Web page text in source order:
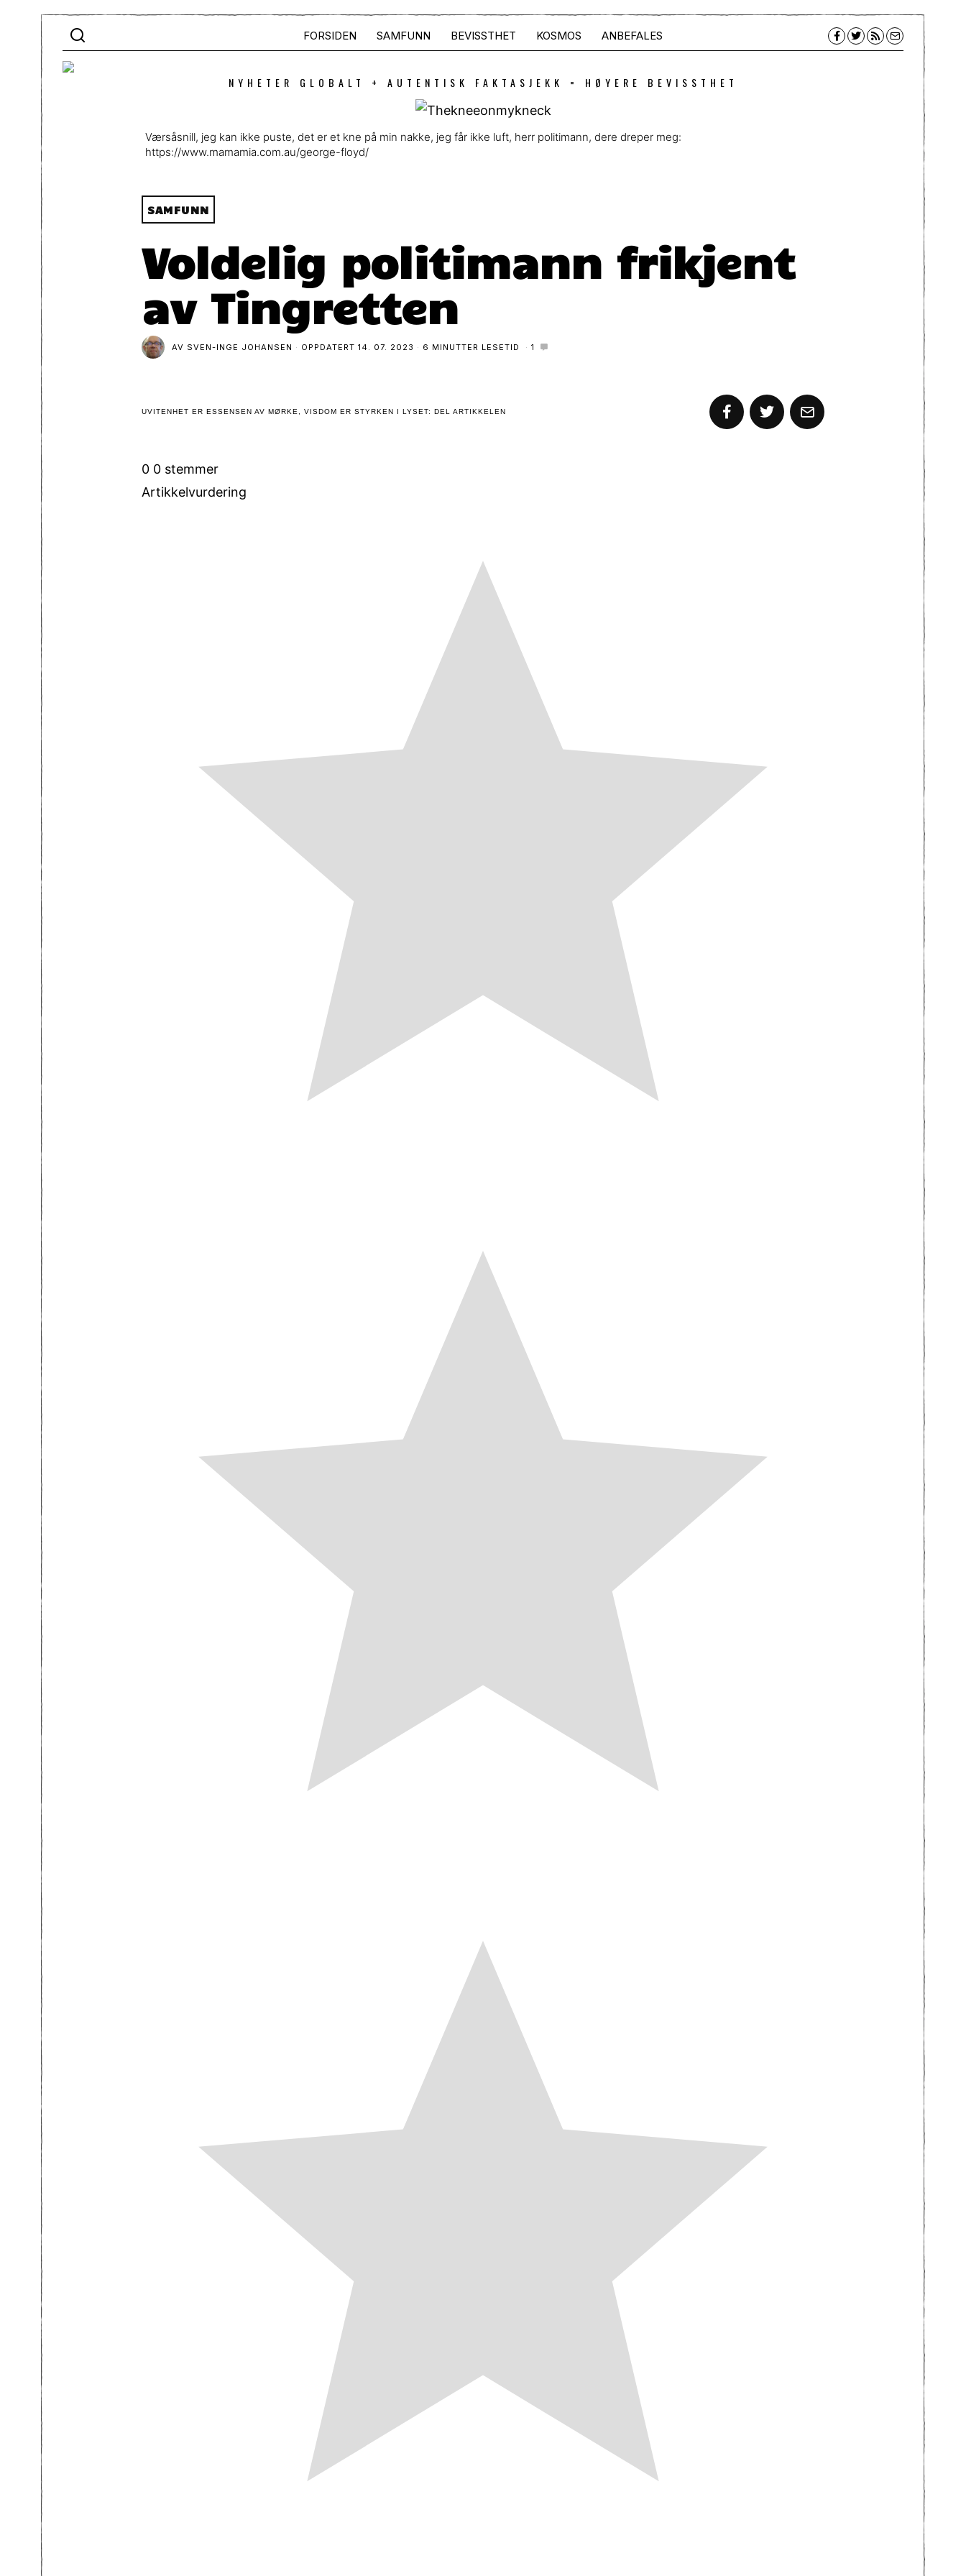
FORSIDEN SAMFUNN BEVISSTHET KOSMOS ANBEFALES
NYHETER GLOBALT + AUTENTISK FAKTASJEKK = HØYERE BEVISSTHET
Værsåsnill, jeg kan ikke puste, det er et kne på min nakke, jeg får ikke luft, herr politimann, dere dreper meg:
https://www.mamamia.com.au/george-floyd/
SAMFUNN
Voldelig politimann frikjent
av Tingretten
AV SVEN-INGE JOHANSEN OPPDATERT 14. 07. 2023 6 MINUTTER LESETID 1
UVITENHET ER ESSENSEN AV MØRKE, VISDOM ER STYRKEN I LYSET: DEL ARTIKKELEN
0 0 stemmer
Artikkelvurdering